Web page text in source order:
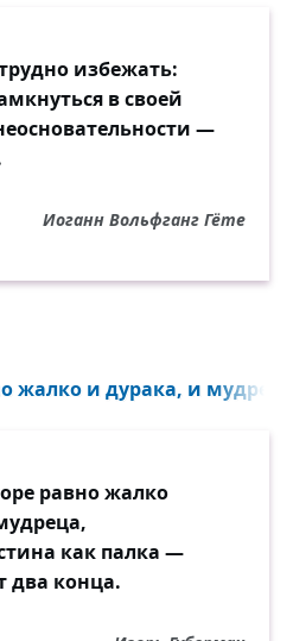
избежать:
в своей
—
Иоганн Вольфганг Гёте
жалко и дурака, и
равно жалко
как палка —
два конца.